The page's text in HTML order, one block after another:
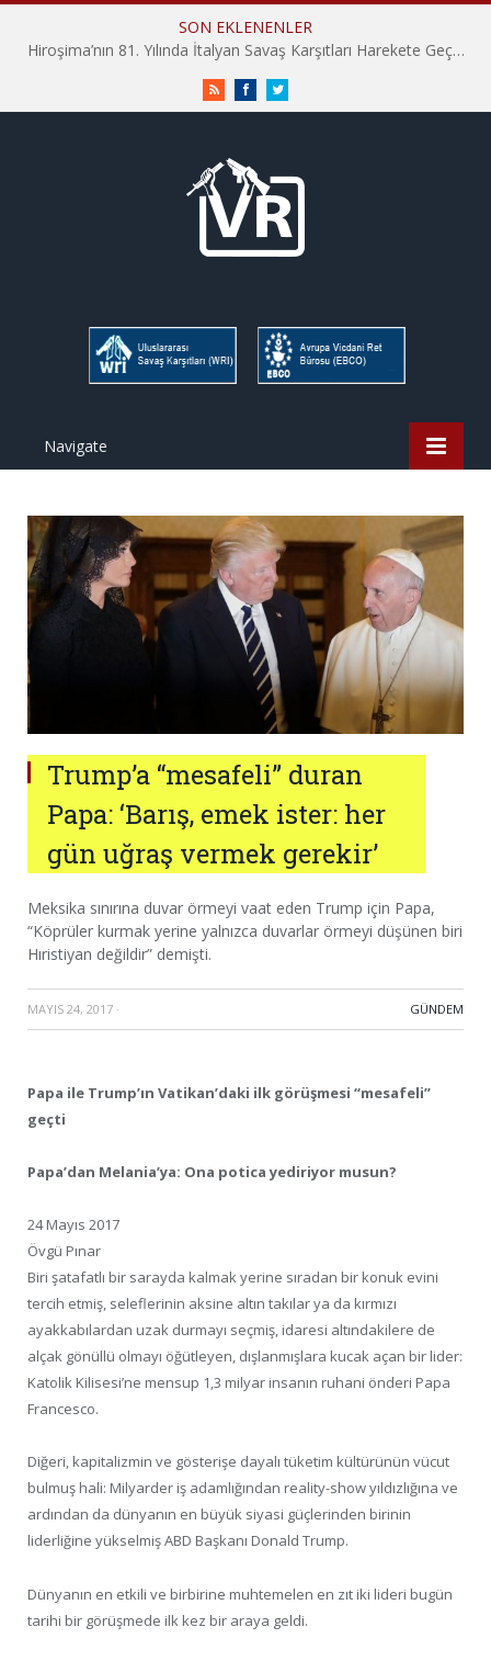
SON EKLENENLER
Hiroşima’nın 81. Yılında İtalyan Savaş Karşıtları Harekete Geçti: “Hatırlamak yeterli değil”
RSS FacebookTwitter
Navigate
Trump’a “mesafeli” duran
Papa: ‘Barış, emek ister: her
gün uğraş vermek gerekir’
Meksika sınırına duvar örmeyi vaat eden Trump için Papa,
“Köprüler kurmak yerine yalnızca duvarlar örmeyi düşünen biri
Hıristiyan değildir” demişti.
MAYIS 24, 2017 · GÜNDEM
Papa ile Trump’ın Vatikan’daki ilk görüşmesi “mesafeli”
geçti
Papa’dan Melania’ya: Ona potica yediriyor musun?
24 Mayıs 2017
Övgü Pınar
Biri şatafatlı bir sarayda kalmak yerine sıradan bir konuk evini
tercih etmiş, seleflerinin aksine altın takılar ya da kırmızı
ayakkabılardan uzak durmayı seçmiş, idaresi altındakilere de
alçak gönüllü olmayı öğütleyen, dışlanmışlara kucak açan bir lider:
Katolik Kilisesi’ne mensup 1,3 milyar insanın ruhani önderi Papa
Francesco.
Diğeri, kapitalizmin ve gösterişe dayalı tüketim kültürünün vücut
bulmuş hali: Milyarder iş adamlığından reality-show yıldızlığına ve
ardından da dünyanın en büyük siyasi güçlerinden birinin
liderliğine yükselmiş ABD Başkanı Donald Trump.
Dünyanın en etkili ve birbirine muhtemelen en zıt iki lideri bugün
tarihi bir görüşmede ilk kez bir araya geldi.